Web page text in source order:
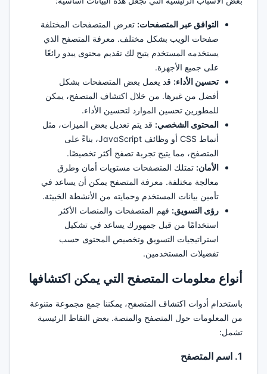
التوافق عبر المتصفحات: تعرض المتصفحات المختلفة
صفحات الويب بشكل مختلف. معرفة المتصفح الذي
يستخدمه المستخدم يتيح لك تقديم محتوى يبدو رائعًا
على جميع الأجهزة.
تحسين الأداء: قد يعمل بعض المتصفحات بشكل
أفضل من غيرها. من خلال اكتشاف المتصفح، يمكن
للمطورين تحسين الموارد لتحسين الأداء.
المحتوى الشخصي: قد يتم تعديل بعض الميزات، مثل
أنماط CSS أو وظائف JavaScript، بناءً على
المتصفح، مما يتيح تجربة تصفح أكثر تخصيصًا.
الأمان: تمتلك المتصفحات مستويات أمان وطرق
معالجة مختلفة. معرفة المتصفح يمكن أن يساعد في
تأمين بيانات المستخدم وحمايته من الأنشطة الخبيثة.
رؤى التسويق: فهم المتصفحات والمنصات الأكثر
استخدامًا من قبل جمهورك يساعد في تشكيل
استراتيجيات التسويق وتخصيص المحتوى حسب
تفضيلات المستخدمين.
أنواع معلومات المتصفح التي يمكن اكتشافها
باستخدام أدوات اكتشاف المتصفح، يمكننا جمع مجموعة متنوعة
من المعلومات حول المتصفح والمنصة. بعض النقاط الرئيسية
تشمل:
1. اسم المتصفح